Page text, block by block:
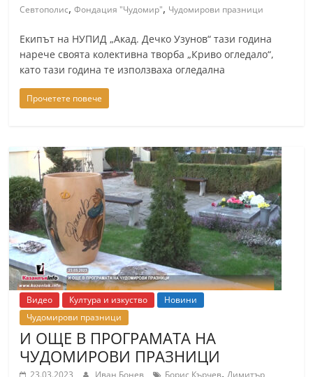
Севтополис,Фондация "Чудомир", Чудомирови празници
Екипът на НУПИД „Акад. Дечко Узунов“ тази година
нарече своята колективна творба „Криво огледало“,
като тази година те използваха огледална
Прочетете повече
Видео Култура и изкуство
Новини
Чудомирови празници
И ОЩЕ В ПРОГРАМАТА НА
ЧУДОМИРОВИ ПРАЗНИЦИ
23.03.2023 Иван Бонев Борис Кърчев, Димитър